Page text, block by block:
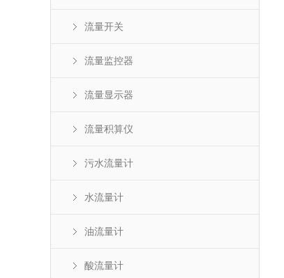
流量开关
流量监控器
流量显示器
流量积算仪
污水流量计
水流量计
油流量计
酸流量计